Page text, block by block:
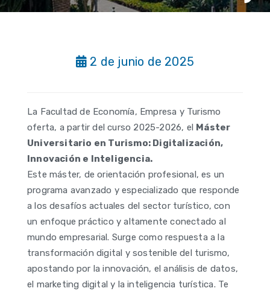
2 de junio de 2025
La Facultad de Economía, Empresa y Turismo
oferta, a partir del curso 2025-2026, el
Máster
Universitario en Turismo: Digitalización,
Innovación e Inteligencia.
Este máster, de orientación profesional, es un
programa avanzado y especializado que responde
a los desafíos actuales del sector turístico, con
un enfoque práctico y altamente conectado al
mundo empresarial. Surge como respuesta a la
transformación digital y sostenible del turismo,
apostando por la innovación, el análisis de datos,
el marketing digital y la inteligencia turística. Te